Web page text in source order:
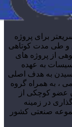
برای پروژه
در سال 1391 تاسیس و طی مدت کوتاهی
از پروژه های
به عهده
به هدف اصلی
، به همراه گروه
عضو کوچکی از
در زمینه
صنعتی کشور